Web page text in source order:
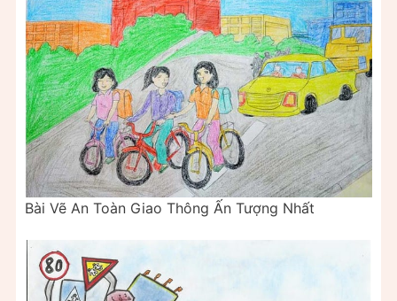
Bài Vẽ An Toàn Giao Thông Ấn Tượng Nhất